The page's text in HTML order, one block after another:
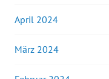
April 2024
März 2024